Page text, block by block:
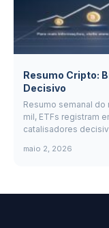
Resumo Cripto:
Decisivo
Resumo semanal
mil, ETFs registram
catalisadores
maio 2, 2026